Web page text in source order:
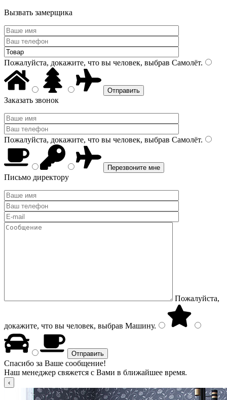
Вызвать замерщика
Пожалуйста, докажите, что вы человек, выбрав Самолёт.
Заказать звонок
Пожалуйста, докажите, что вы человек, выбрав Самолёт.
Письмо директору
Пожалуйста,
докажите, что вы человек, выбрав Машину.
Спасибо за Ваше сообщение!
Наш менеджер свяжется с Вами в ближайшее время.